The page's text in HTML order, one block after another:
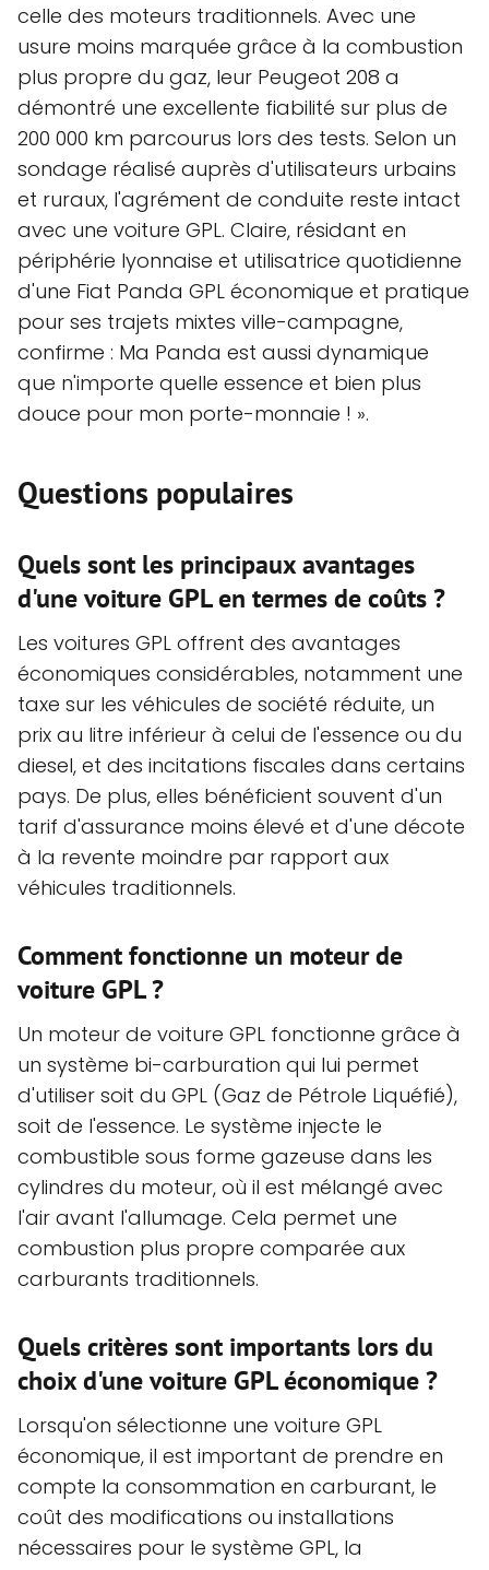
celle des moteurs traditionnels. Avec une
usure moins marquée grâce à la combustion
plus propre du gaz, leur Peugeot 208 a
démontré une excellente fiabilité sur plus de
200 000 km parcourus lors des tests. Selon un
sondage réalisé auprès d'utilisateurs urbains
et ruraux, l'agrément de conduite reste intact
avec une voiture GPL. Claire, résidant en
périphérie lyonnaise et utilisatrice quotidienne
d'une Fiat Panda GPL économique et pratique
pour ses trajets mixtes ville-campagne,
confirme : Ma Panda est aussi dynamique
que n'importe quelle essence et bien plus
douce pour mon porte-monnaie ! ».
Questions populaires
Quels sont les principaux avantages
d'une voiture GPL en termes de coûts ?
Les voitures GPL offrent des avantages
économiques considérables, notamment une
taxe sur les véhicules de société réduite, un
prix au litre inférieur à celui de l'essence ou du
diesel, et des incitations fiscales dans certains
pays. De plus, elles bénéficient souvent d'un
tarif d'assurance moins élevé et d'une décote
à la revente moindre par rapport aux
véhicules traditionnels.
Comment fonctionne un moteur de
voiture GPL ?
Un moteur de voiture GPL fonctionne grâce à
un système bi-carburation qui lui permet
d'utiliser soit du GPL (Gaz de Pétrole Liquéfié),
soit de l'essence. Le système injecte le
combustible sous forme gazeuse dans les
cylindres du moteur, où il est mélangé avec
l'air avant l'allumage. Cela permet une
combustion plus propre comparée aux
carburants traditionnels.
Quels critères sont importants lors du
choix d'une voiture GPL économique ?
Lorsqu'on sélectionne une voiture GPL
économique, il est important de prendre en
compte la consommation en carburant, le
coût des modifications ou installations
nécessaires pour le système GPL, la